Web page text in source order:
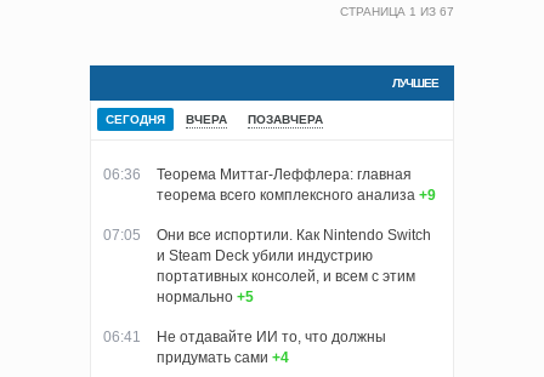
СТРАНИЦА 1 ИЗ 67
ЛУЧШЕЕ
СЕГОДНЯ ВЧЕРА ПОЗАВЧЕРА
06:36
Теорема Миттаг-Леффлера: главная
теорема всего комплексного анализа +9
07:05
Они все испортили. Как Nintendo Switch
и Steam Deck убили индустрию
портативных консолей, и всем с этим
нормально +5
06:41
Не отдавайте ИИ то, что должны
придумать сами +4